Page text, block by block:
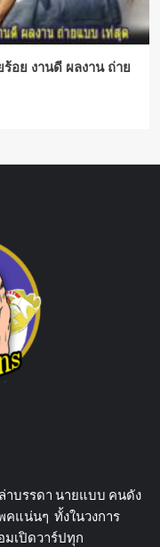
อย งานดี ผลงาน ถ่าย
าบรรดา นายแบบ คนดัง
แน่นๆ ทั้งในวงการ
มเปิดวาร์ปทุก